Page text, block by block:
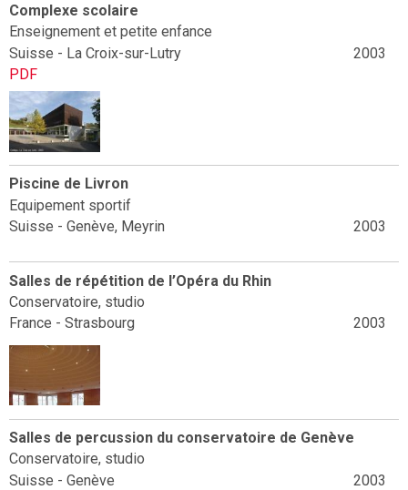
Complexe scolaire
Enseignement et petite enfance
2003
Suisse - La Croix-sur-Lutry
PDF
Piscine de Livron
Equipement sportif
2003
Suisse - Genève, Meyrin
Salles de répétition de l’Opéra du Rhin
Conservatoire, studio
2003
France - Strasbourg
Salles de percussion du conservatoire de Genève
Conservatoire, studio
2003
Suisse - Genève